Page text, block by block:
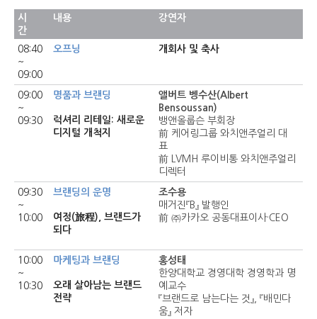
시
간
내용 강연자
08:40
~
09:00
오프닝 개회사 및 축사
09:00
~
09:30
명품과 브랜딩
럭셔리 리테일: 새로운
디지털 개척지
앨버트 벵수산(Albert
Bensoussan)
뱅앤올룹슨 부회장
前 케어링그룹 와치앤주얼리 대
표
前 LVMH 루이비통 와치앤주얼리
디렉터
09:30
~
10:00
브랜딩의 운명
여정(旅程), 브랜드가
되다
조수용
매거진『B』 발행인
前 ㈜카카오 공동대표이사·CEO
10:00
~
10:30
마케팅과 브랜딩
오래 살아남는 브랜드
전략
홍성태
한양대학교 경영대학 경영학과 명
예교수
『브랜드로 남는다는 것』, 『배민다
움』 저자